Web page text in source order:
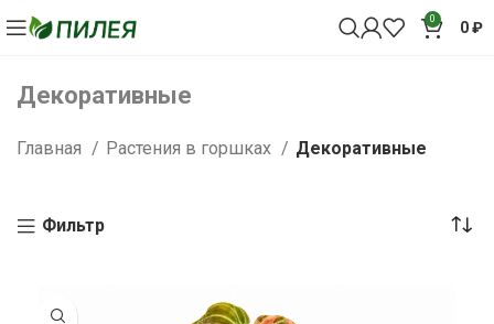
0 0₽
Декоративные
Главная Растения в горшках Декоративные
Фильтр